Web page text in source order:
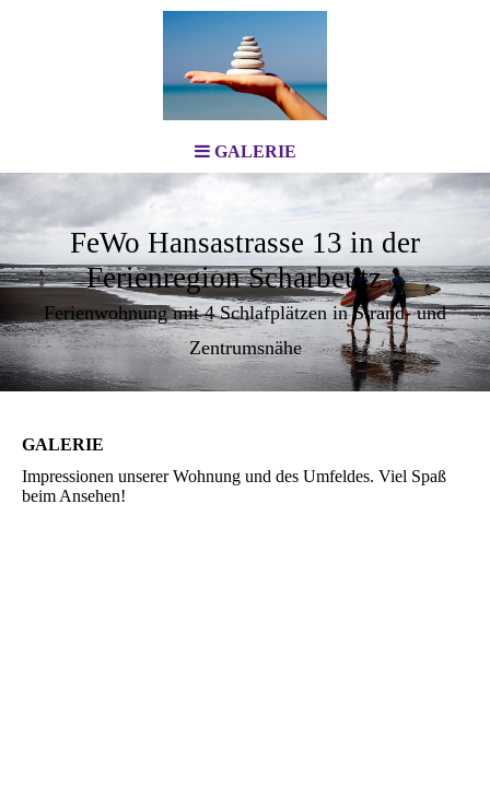
GALERIE
FeWo Hansastrasse 13 in der
Ferienregion Scharbeutz
Ferienwohnung mit 4 Schlafplätzen in Strand- und
Zentrumsnähe
GALERIE
Impressionen unserer Wohnung und des Umfeldes. Viel Spaß
beim Ansehen!